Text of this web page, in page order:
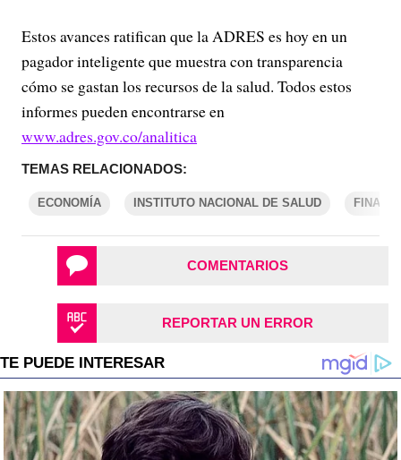
Estos avances ratifican que la ADRES es hoy en un
pagador inteligente que muestra con transparencia
cómo se gastan los recursos de la salud. Todos estos
informes pueden encontrarse en
www.adres.gov.co/analitica
TEMAS RELACIONADOS:
ECONOMÍA INSTITUTO NACIONAL DE SALUD
COMENTARIOS
REPORTAR UN ERROR